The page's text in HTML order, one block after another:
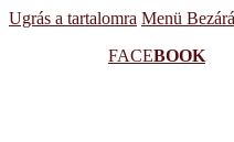
Ugrás a tartalomra Menü
FACEBOOK